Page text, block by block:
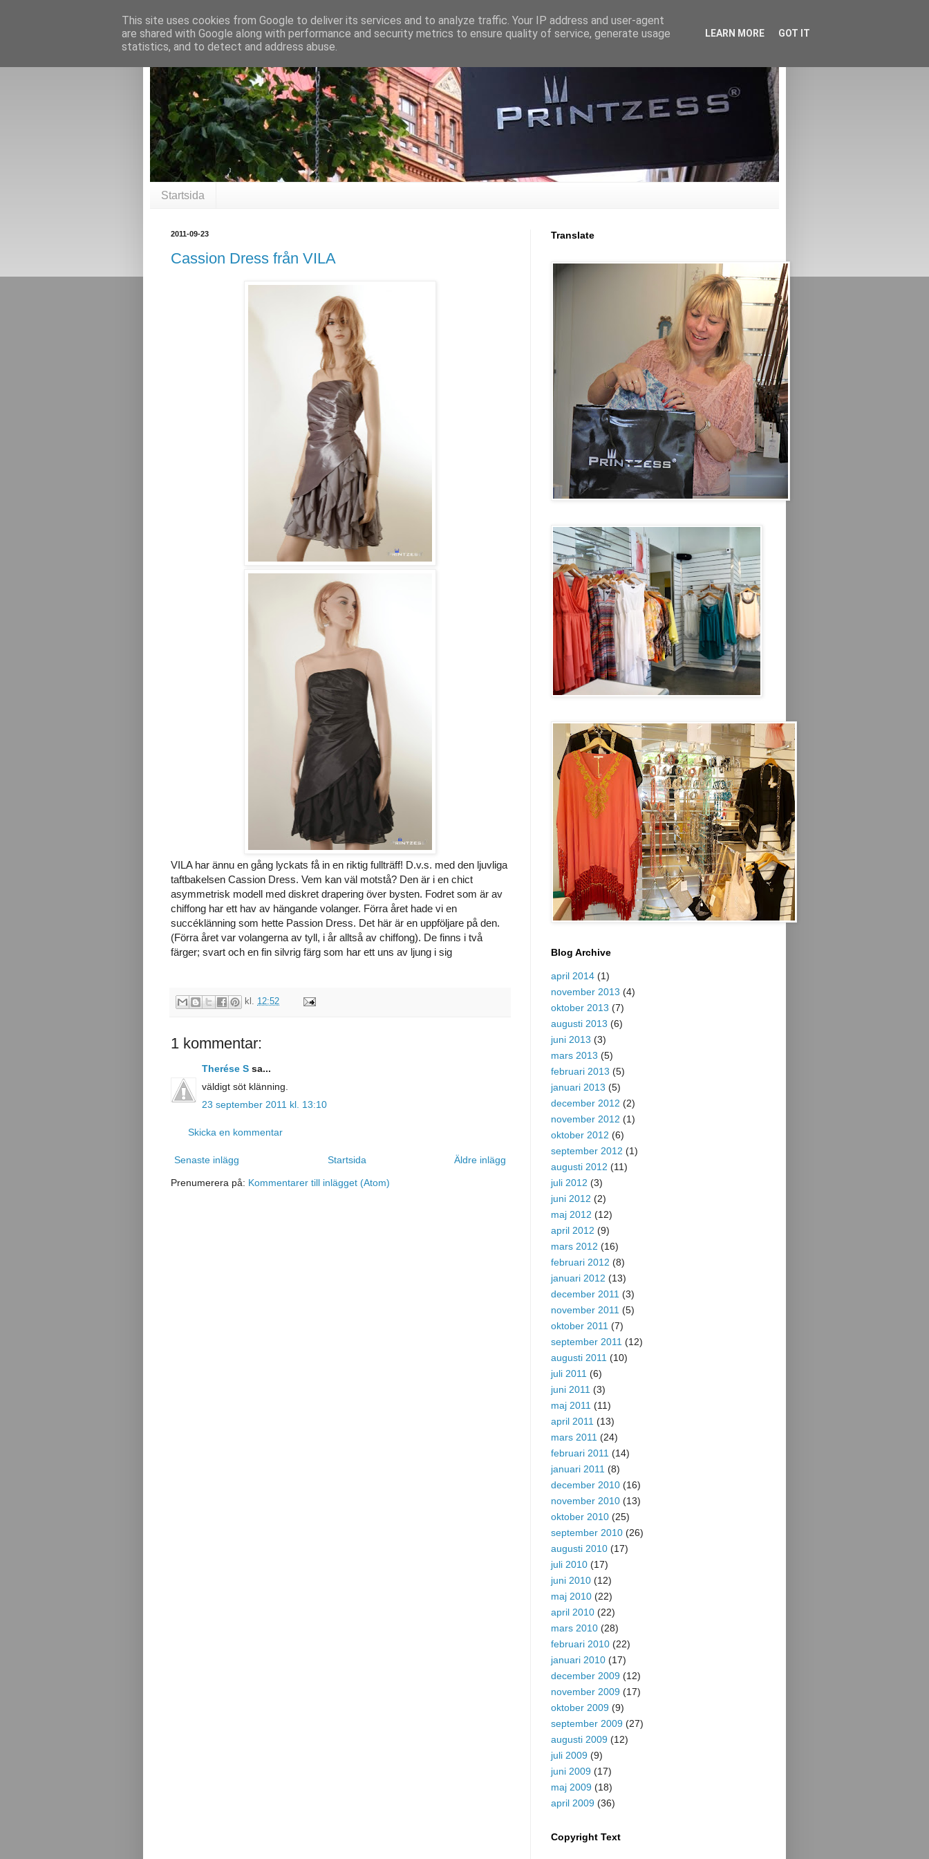
Startsida
2011-09-23
Cassion Dress från VILA
VILA har ännu en gång lyckats få in en riktig fullträff! D.v.s. med den ljuvliga
taftbakelsen Cassion Dress. Vem kan väl motstå? Den är i en chict
asymmetrisk modell med diskret drapering över bysten. Fodret som är av
chiffong har ett hav av hängande volanger. Förra året hade vi en
succéklänning som hette Passion Dress. Det här är en uppföljare på den.
(Förra året var volangerna av tyll, i år alltså av chiffong). De finns i två
färger; svart och en fin silvrig färg som har ett uns av ljung i sig
kl. 12:52
1 kommentar:
Therése S sa...
väldigt söt klänning.
23 september 2011 kl. 13:10
Skicka en kommentar
Senaste inlägg Äldre inlägg
Startsida
Prenumerera på: Kommentarer till inlägget (Atom)
Translate
Blog Archive
april 2014 (1)
november 2013 (4)
oktober 2013 (7)
augusti 2013 (6)
juni 2013 (3)
mars 2013 (5)
februari 2013 (5)
januari 2013 (5)
december 2012 (2)
november 2012 (1)
oktober 2012 (6)
september 2012 (1)
augusti 2012 (11)
juli 2012 (3)
juni 2012 (2)
maj 2012 (12)
april 2012 (9)
mars 2012 (16)
februari 2012 (8)
januari 2012 (13)
december 2011 (3)
november 2011 (5)
oktober 2011 (7)
september 2011 (12)
augusti 2011 (10)
juli 2011 (6)
juni 2011 (3)
maj 2011 (11)
april 2011 (13)
mars 2011 (24)
februari 2011 (14)
januari 2011 (8)
december 2010 (16)
november 2010 (13)
oktober 2010 (25)
september 2010 (26)
augusti 2010 (17)
juli 2010 (17)
juni 2010 (12)
maj 2010 (22)
april 2010 (22)
mars 2010 (28)
februari 2010 (22)
januari 2010 (17)
december 2009 (12)
november 2009 (17)
oktober 2009 (9)
september 2009 (27)
augusti 2009 (12)
juli 2009 (9)
juni 2009 (17)
maj 2009 (18)
april 2009 (36)
Copyright Text
This site uses cookies from Google to deliver its services and to analyze traffic. Your IP address and user-agent
are shared with Google along with performance and security metrics to ensure quality of service, generate usage
statistics, and to detect and address abuse.
LEARN MORE GOT IT